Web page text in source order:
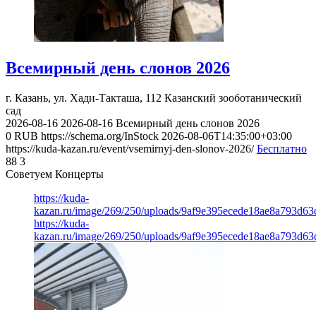
Всемирный день слонов 2026
г. Казань, ул. Хади-Такташа, 112 Казанский зооботанический
сад
2026-08-16 2026-08-16 Всемирный день слонов 2026
0 RUB https://schema.org/InStock 2026-08-06T14:35:00+03:00
https://kuda-kazan.ru/event/vsemirnyj-den-slonov-2026/ Бесплатно
88 3
Советуем Концерты
https://kuda-
kazan.ru/image/269/250/uploads/
https://kuda-
kazan.ru/image/269/250/uploads/